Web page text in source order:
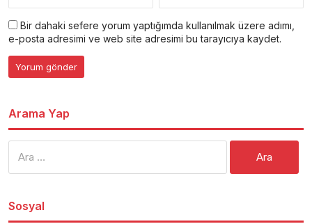
Bir dahaki sefere yorum yaptığımda kullanılmak üzere adımı,
e-posta adresimi ve web site adresimi bu tarayıcıya kaydet.
Arama Yap
Sosyal